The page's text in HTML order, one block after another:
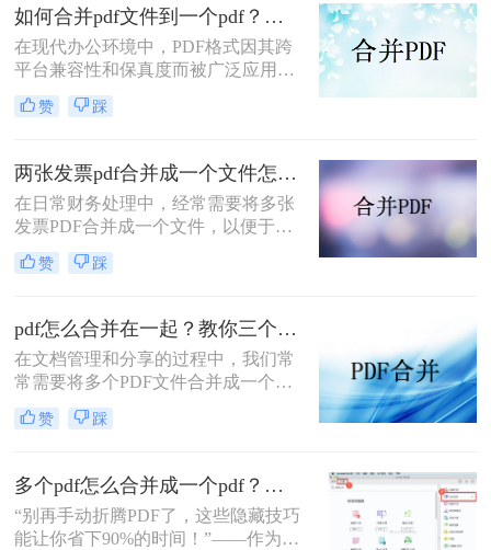
如何合并pdf文件到一个pdf？分享三种不同的方法来帮助您轻松合并！
在现代办公环境中，PDF格式因其跨
平台兼容性和保真度而被广泛应用于
文档管理和分享。然而，当需要整合
多个PDF文件时，找到一种简单且有
何合并pdf文件到一个pdf呢？本文将
介绍三种不同的方法来帮助您轻松地
将多个PDF文件合并成一个PDF文
件。
赞 踩
两张发票pdf合并成一个文件怎么弄？掌握这3种方法轻松合并！
在日常财务处理中，经常需要将多张
发票PDF合并成一个文件，以便于归
档、分享或打印。那么两张发票pdf合
并成一个文件怎么弄呢？本文将介绍
的方法。
赞 踩
pdf怎么合并在一起？教你三个好用办法！
在文档管理和分享的过程中，我们常
常需要将多个PDF文件合并成一个单
一的文件，以简化发送、存储或打印
的过程。无论是为了创建综合报告、
握pdf怎么合并在一起是一项非常实用
的技能。本文将介绍三种不同的PDF
合并方法。
赞 踩
多个pdf怎么合并成一个pdf？小编亲测高效方法大公开！
“别再手动折腾PDF了，这些隐藏技巧
能让你省下90%的时间！”——作为从